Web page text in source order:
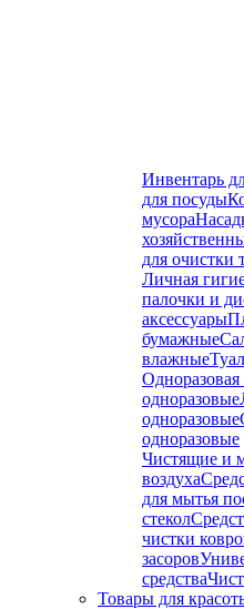
Инвентарь
для посуды
мусора
для очистки
Личная
палочки и
аксессуары
бумажные
влажные
Одноразовая
одноразовые
одноразовые
одноразовые
Чистящие и
воздуха
для мытья
стекол
чистки
засоров
средства
Товары для